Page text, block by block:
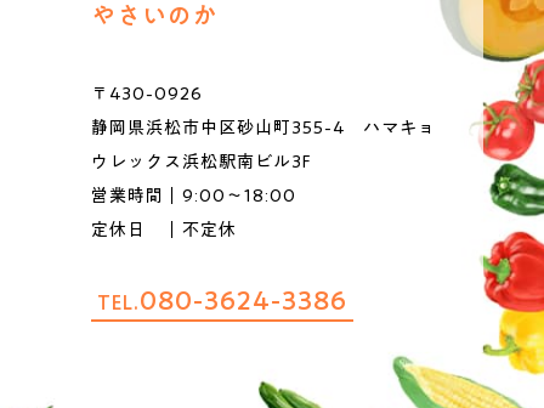
やさいのか
〒430-0926
静岡県浜松市中区砂山町355-4 ハマキョ
ウレックス浜松駅南ビル3F
営業時間｜9:00～18:00
定休日 ｜不定休
TEL.080-3624-3386